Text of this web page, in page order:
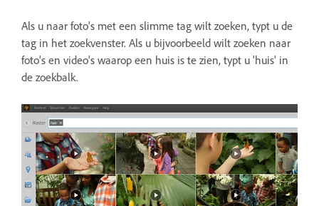
Als u naar foto's met een slimme tag wilt zoeken, typt u de
tag in het zoekvenster. Als u bijvoorbeeld wilt zoeken naar
foto's en video's waarop een huis is te zien, typt u 'huis' in
de zoekbalk.